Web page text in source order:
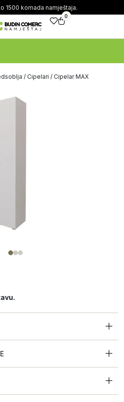
1500 komada namještaja.
0
/ Cipelari / Cipelar MAX